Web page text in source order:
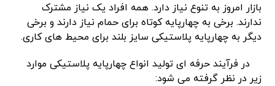
بازار امروز به تنوع نیاز دارد. همه افراد یک نیاز مشترک
ندارند. برخی به چهارپایه کوتاه برای حمام نیاز دارند و برخی
دیگر به چهارپایه پلاستیکی سایز بلند برای محیط‌ های کاری.
در فرآیند حرفه ‌ای تولید انواع چهارپایه پلاستیکی موارد
زیر در نظر گرفته می ‌شود: